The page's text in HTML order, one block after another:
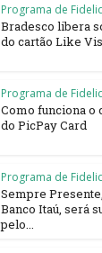
Programa de
Bradesco libera
do cartão Like
Programa de
Como funciona o
do PicPay Card
Programa de
Sempre
Banco Itaú, será
pelo...